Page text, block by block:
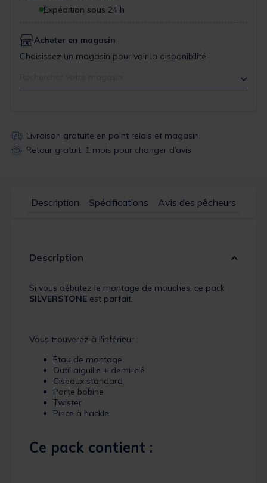
Expédition sous 24 h
Acheter en magasin
Choisissez un magasin pour voir la disponibilité
Livraison gratuite en point relais et magasin
Retour gratuit, 1 mois pour changer d’avis
Description Spécifications Avis des pêcheurs
Description
Si vous débutez le montage de mouches, ce pack
SILVERSTONE est parfait.
Vous trouverez à l'intérieur :
Etau de montage
Outil aiguille + demi-clé
Ciseaux standard
Porte bobine
Twister
Pince à hackle
Ce pack contient :